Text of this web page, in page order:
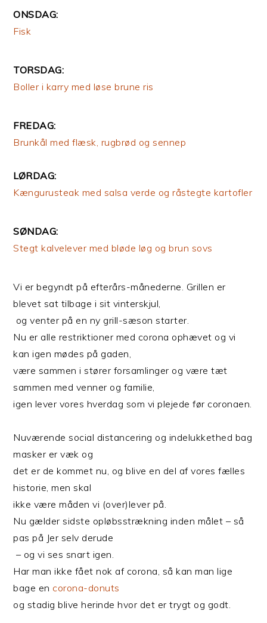
ONSDAG:
Fisk
TORSDAG:
Boller i karry med løse brune ris
FREDAG:
Brunkål med flæsk, rugbrød og sennep
LØRDAG:
Kængurusteak med salsa verde og råstegte kartofler
SØNDAG:
Stegt kalvelever med bløde løg og brun sovs
Vi er begyndt på efterårs-månederne. Grillen er
blevet sat tilbage i sit vinterskjul,
og venter på en ny grill-sæson starter.
Nu er alle restriktioner med corona ophævet og vi
kan igen mødes på gaden,
være sammen i stører forsamlinger og være tæt
sammen med venner og familie,
igen lever vores hverdag som vi plejede før coronaen.
Nuværende social distancering og indelukkethed bag
masker er væk og
det er de kommet nu, og blive en del af vores fælles
historie, men skal
ikke være måden vi (over)lever på.
Nu gælder sidste opløbsstrækning inden målet – så
pas på Jer selv derude
– og vi ses snart igen.
Har man ikke fået nok af corona, så kan man lige
bage en corona-donuts
og stadig blive herinde hvor det er trygt og godt.